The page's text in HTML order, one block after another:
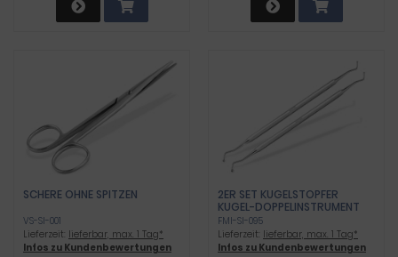
SCHERE OHNE SPITZEN
VS-SI-001
Lieferzeit: lieferbar, max. 1 Tag*
Infos zu Kundenbewertungen
2ER SET KUGELSTOPFER
KUGEL-DOPPELINSTRUMENT
MODELLIERINSTRUMENT
FMI-SI-095
Lieferzeit: lieferbar, max. 1 Tag*
Infos zu Kundenbewertungen